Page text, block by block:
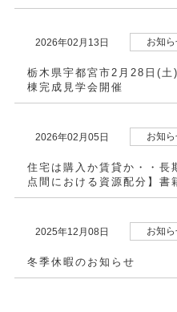
2026年02月13日 お知
栃木県宇都宮市2月28日(
棟完成見学会開催
2026年02月05日 お知
住宅は購入か賃貸か・・長
点間における資源配分】
2025年12月08日 お知
冬季休暇のお知らせ